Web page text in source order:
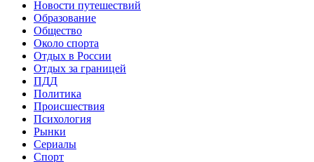
Новости путешествий
Образование
Общество
Около спорта
Отдых в России
Отдых за границей
ПДД
Политика
Происшествия
Психология
Рынки
Сериалы
Спорт